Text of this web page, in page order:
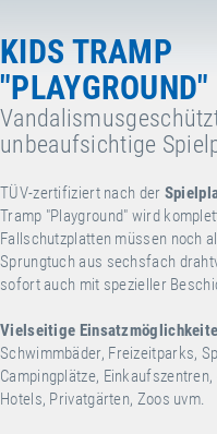
KIDS TRAMP
"PLAYGROUND"
unbeaufsichtige
TÜV-zertifiziert nach der
Tramp "Playground" wird
Fallschutzplatten müssen noch
Sprungtuch aus sechsfach
sofort auch mit spezieller
Vielseitige
Schwimmbäder, Freizeitparks,
Campingplätze,
Hotels, Privatgärten, Zoos uvm.